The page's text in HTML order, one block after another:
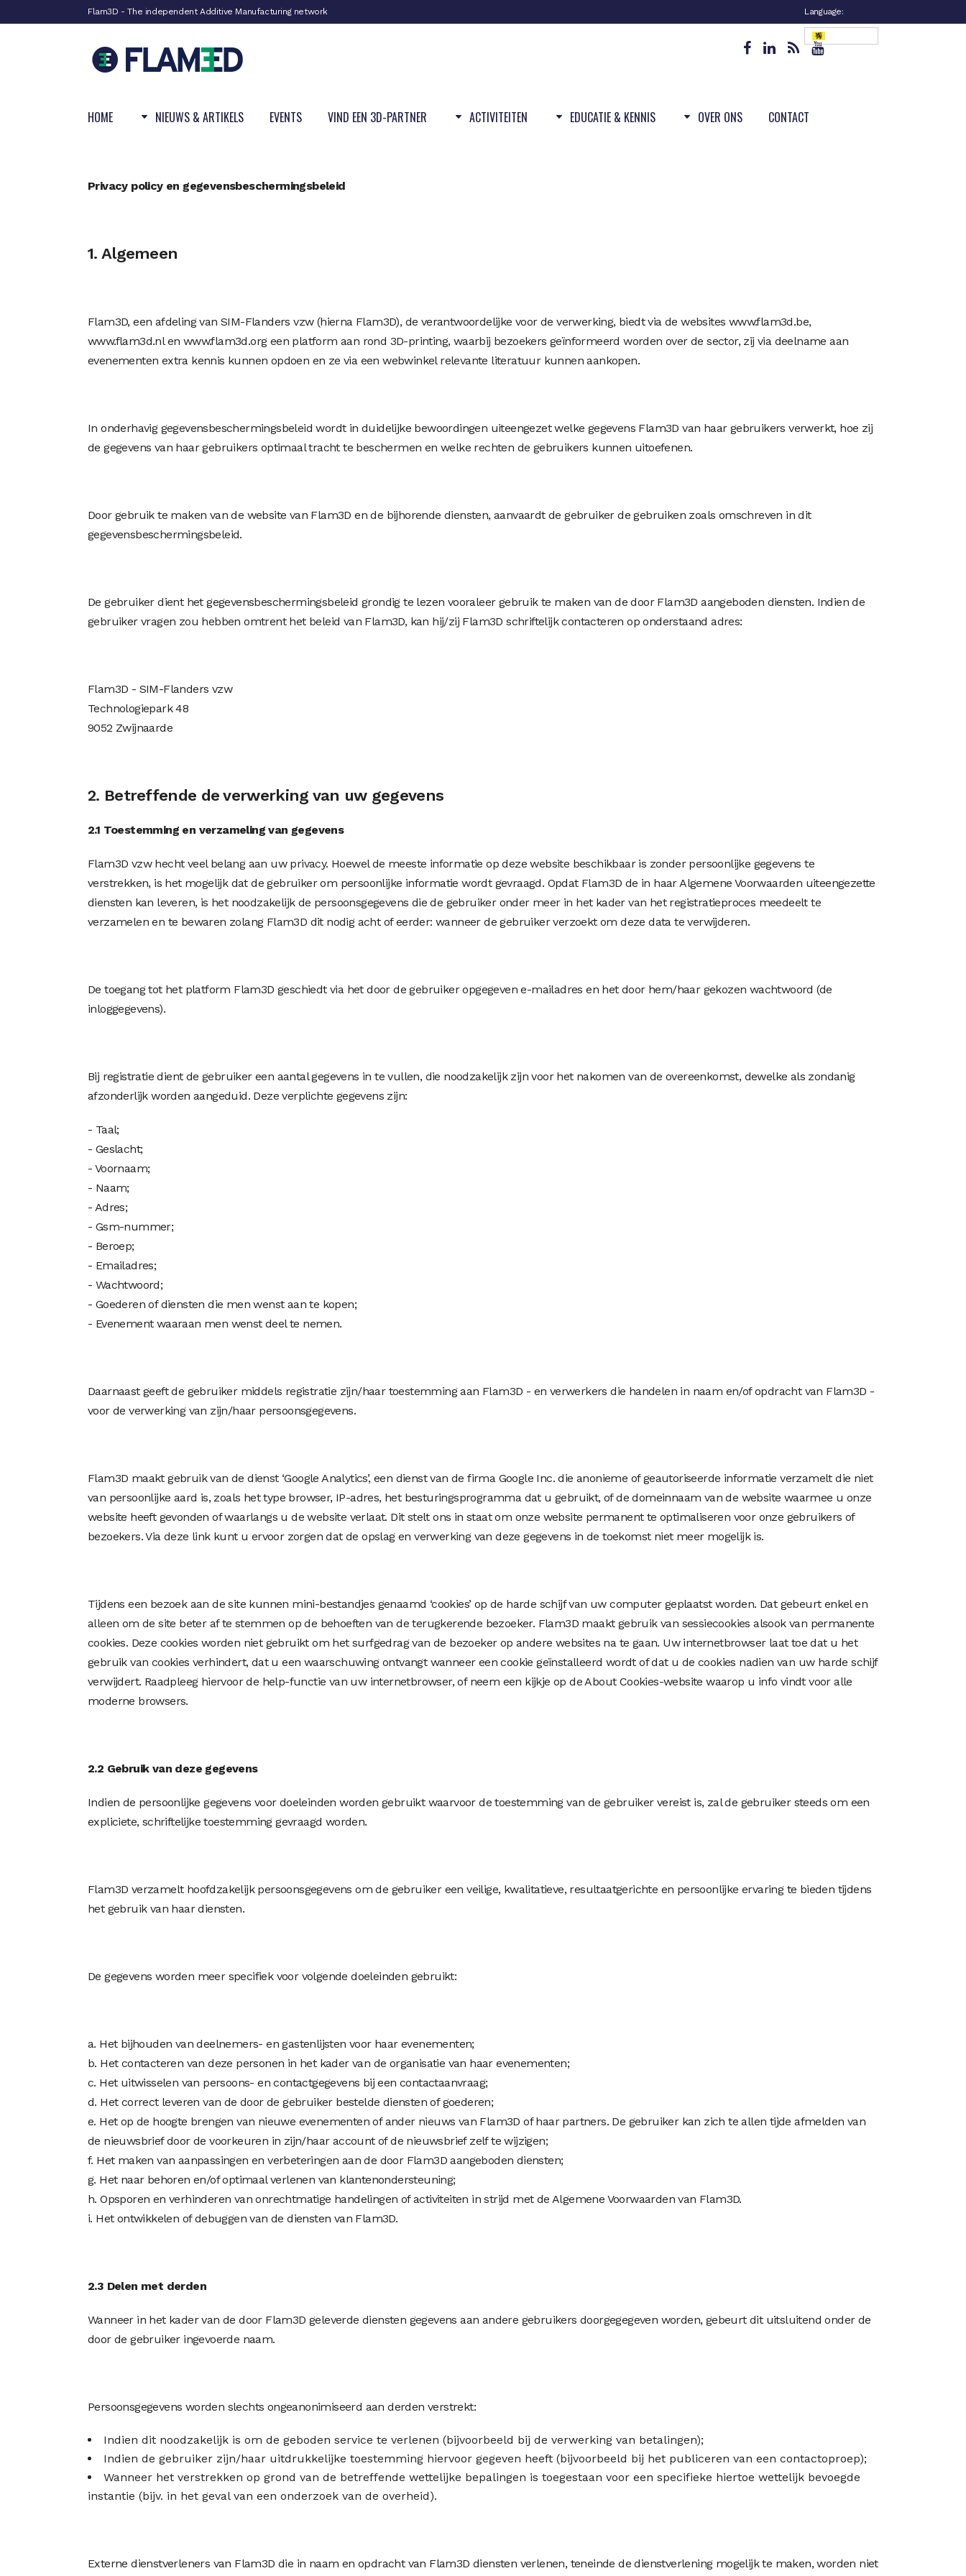
Flam3D - The independent Additive Manufacturing network Language:
HOME NIEUWS & ARTIKELS EVENTS VIND EEN 3D-PARTNER ACTIVITEITEN EDUCATIE & KENNIS OVER ONS CONTACT
Privacy policy en gegevensbeschermingsbeleid
1. Algemeen
Flam3D, een afdeling van SIM-Flanders vzw (hierna Flam3D), de verantwoordelijke voor de verwerking, biedt via de websites www.flam3d.be,
www.flam3d.nl en www.flam3d.org een platform aan rond 3D-printing, waarbij bezoekers geïnformeerd worden over de sector, zij via deelname aan
evenementen extra kennis kunnen opdoen en ze via een webwinkel relevante literatuur kunnen aankopen.
In onderhavig gegevensbeschermingsbeleid wordt in duidelijke bewoordingen uiteengezet welke gegevens Flam3D van haar gebruikers verwerkt, hoe zij
de gegevens van haar gebruikers optimaal tracht te beschermen en welke rechten de gebruikers kunnen uitoefenen.
Door gebruik te maken van de website van Flam3D en de bijhorende diensten, aanvaardt de gebruiker de gebruiken zoals omschreven in dit
gegevensbeschermingsbeleid.
De gebruiker dient het gegevensbeschermingsbeleid grondig te lezen vooraleer gebruik te maken van de door Flam3D aangeboden diensten. Indien de
gebruiker vragen zou hebben omtrent het beleid van Flam3D, kan hij/zij Flam3D schriftelijk contacteren op onderstaand adres:
Flam3D - SIM-Flanders vzw
Technologiepark 48
9052 Zwijnaarde
2. Betreffende de verwerking van uw gegevens
2.1 Toestemming en verzameling van gegevens
Flam3D vzw hecht veel belang aan uw privacy. Hoewel de meeste informatie op deze website beschikbaar is zonder persoonlijke gegevens te
verstrekken, is het mogelijk dat de gebruiker om persoonlijke informatie wordt gevraagd. Opdat Flam3D de in haar Algemene Voorwaarden uiteengezette
diensten kan leveren, is het noodzakelijk de persoonsgegevens die de gebruiker onder meer in het kader van het registratieproces meedeelt te
verzamelen en te bewaren zolang Flam3D dit nodig acht of eerder: wanneer de gebruiker verzoekt om deze data te verwijderen.
De toegang tot het platform Flam3D geschiedt via het door de gebruiker opgegeven e-mailadres en het door hem/haar gekozen wachtwoord (de
inloggegevens).
Bij registratie dient de gebruiker een aantal gegevens in te vullen, die noodzakelijk zijn voor het nakomen van de overeenkomst, dewelke als zondanig
afzonderlijk worden aangeduid. Deze verplichte gegevens zijn:
- Taal;
- Geslacht;
- Voornaam;
- Naam;
- Adres;
- Gsm-nummer;
- Beroep;
- Emailadres;
- Wachtwoord;
- Goederen of diensten die men wenst aan te kopen;
- Evenement waaraan men wenst deel te nemen.
Daarnaast geeft de gebruiker middels registratie zijn/haar toestemming aan Flam3D - en verwerkers die handelen in naam en/of opdracht van Flam3D -
voor de verwerking van zijn/haar persoonsgegevens.
Flam3D maakt gebruik van de dienst ‘Google Analytics’, een dienst van de firma Google Inc. die anonieme of geautoriseerde informatie verzamelt die niet
van persoonlijke aard is, zoals het type browser, IP-adres, het besturingsprogramma dat u gebruikt, of de domeinnaam van de website waarmee u onze
website heeft gevonden of waarlangs u de website verlaat. Dit stelt ons in staat om onze website permanent te optimaliseren voor onze gebruikers of
bezoekers. Via deze link kunt u ervoor zorgen dat de opslag en verwerking van deze gegevens in de toekomst niet meer mogelijk is.
Tijdens een bezoek aan de site kunnen mini-bestandjes genaamd ‘cookies’ op de harde schijf van uw computer geplaatst worden. Dat gebeurt enkel en
alleen om de site beter af te stemmen op de behoeften van de terugkerende bezoeker. Flam3D maakt gebruik van sessiecookies alsook van permanente
cookies. Deze cookies worden niet gebruikt om het surfgedrag van de bezoeker op andere websites na te gaan. Uw internetbrowser laat toe dat u het
gebruik van cookies verhindert, dat u een waarschuwing ontvangt wanneer een cookie geïnstalleerd wordt of dat u de cookies nadien van uw harde schijf
verwijdert. Raadpleeg hiervoor de help-functie van uw internetbrowser, of neem een kijkje op de About Cookies-website waarop u info vindt voor alle
moderne browsers.
2.2 Gebruik van deze gegevens
Indien de persoonlijke gegevens voor doeleinden worden gebruikt waarvoor de toestemming van de gebruiker vereist is, zal de gebruiker steeds om een
expliciete, schriftelijke toestemming gevraagd worden.
Flam3D verzamelt hoofdzakelijk persoonsgegevens om de gebruiker een veilige, kwalitatieve, resultaatgerichte en persoonlijke ervaring te bieden tijdens
het gebruik van haar diensten.
De gegevens worden meer specifiek voor volgende doeleinden gebruikt:
a. Het bijhouden van deelnemers- en gastenlijsten voor haar evenementen;
b. Het contacteren van deze personen in het kader van de organisatie van haar evenementen;
c. Het uitwisselen van persoons- en contactgegevens bij een contactaanvraag;
d. Het correct leveren van de door de gebruiker bestelde diensten of goederen;
e. Het op de hoogte brengen van nieuwe evenementen of ander nieuws van Flam3D of haar partners. De gebruiker kan zich te allen tijde afmelden van
de nieuwsbrief door de voorkeuren in zijn/haar account of de nieuwsbrief zelf te wijzigen;
f. Het maken van aanpassingen en verbeteringen aan de door Flam3D aangeboden diensten;
g. Het naar behoren en/of optimaal verlenen van klantenondersteuning;
h. Opsporen en verhinderen van onrechtmatige handelingen of activiteiten in strijd met de Algemene Voorwaarden van Flam3D.
i. Het ontwikkelen of debuggen van de diensten van Flam3D.
2.3 Delen met derden
Wanneer in het kader van de door Flam3D geleverde diensten gegevens aan andere gebruikers doorgegegeven worden, gebeurt dit uitsluitend onder de
door de gebruiker ingevoerde naam.
Persoonsgegevens worden slechts ongeanonimiseerd aan derden verstrekt:
Indien dit noodzakelijk is om de geboden service te verlenen (bijvoorbeeld bij de verwerking van betalingen);
Indien de gebruiker zijn/haar uitdrukkelijke toestemming hiervoor gegeven heeft (bijvoorbeeld bij het publiceren van een contactoproep);
Wanneer het verstrekken op grond van de betreffende wettelijke bepalingen is toegestaan voor een specifieke hiertoe wettelijk bevoegde
instantie (bijv. in het geval van een onderzoek van de overheid).
Externe dienstverleners van Flam3D die in naam en opdracht van Flam3D diensten verlenen, teneinde de dienstverlening mogelijk te maken, worden niet